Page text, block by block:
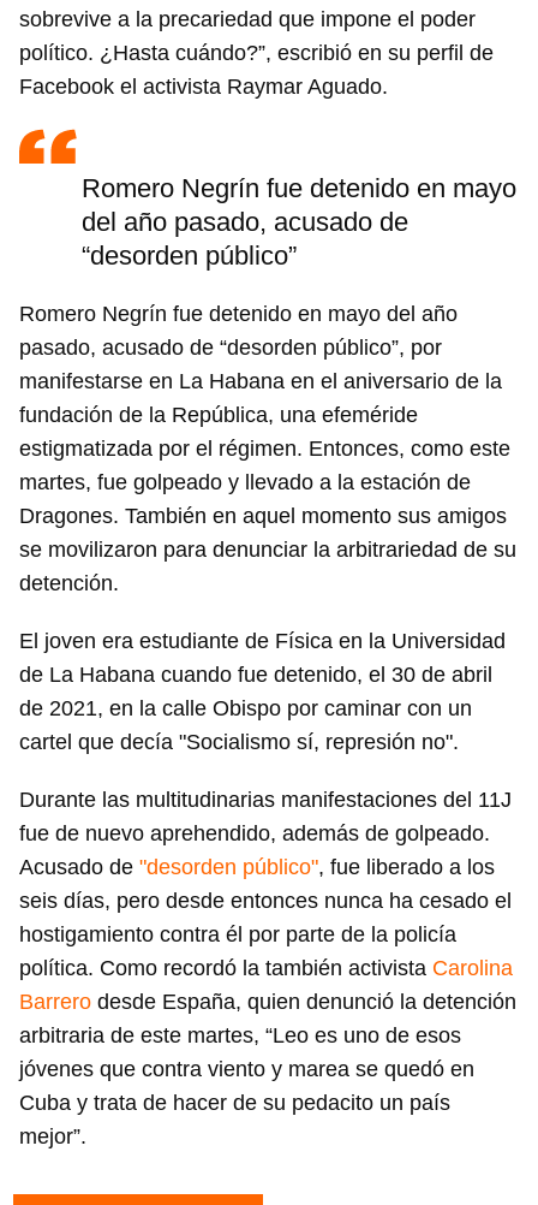
sobrevive a la precariedad que impone el poder
político. ¿Hasta cuándo?”, escribió en su perfil de
Facebook el activista Raymar Aguado.
Romero Negrín fue detenido en mayo
del año pasado, acusado de
“desorden público”
Romero Negrín fue detenido en mayo del año
pasado, acusado de “desorden público”, por
manifestarse en La Habana en el aniversario de la
fundación de la República, una efeméride
estigmatizada por el régimen. Entonces, como este
martes, fue golpeado y llevado a la estación de
Dragones. También en aquel momento sus amigos
se movilizaron para denunciar la arbitrariedad de su
detención.
El joven era estudiante de Física en la Universidad
de La Habana cuando fue detenido, el 30 de abril
de 2021, en la calle Obispo por caminar con un
cartel que decía "Socialismo sí, represión no".
Durante las multitudinarias manifestaciones del 11J
fue de nuevo aprehendido, además de golpeado.
Acusado de "desorden público", fue liberado a los
seis días, pero desde entonces nunca ha cesado el
hostigamiento contra él por parte de la policía
política. Como recordó la también activista Carolina
Barrero desde España, quien denunció la detención
arbitraria de este martes, “Leo es uno de esos
jóvenes que contra viento y marea se quedó en
Cuba y trata de hacer de su pedacito un país
mejor”.